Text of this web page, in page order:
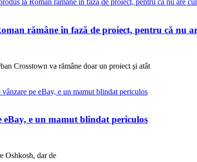
rămâne în fază de proiect, pentru că nu
Crosstown va rămâne doar un proiect şi atât
e un mamut blindat periculos
Oshkosh, dar de